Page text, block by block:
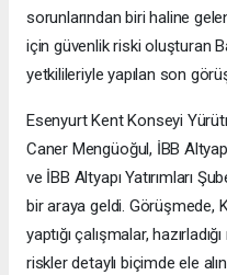
sorunlarından biri haline
için güvenlik riski oluşturan
yetkilileriyle yapılan son
Esenyurt Kent Konseyi
Caner Mengüoğul, İBB
ve İBB Altyapı Yatırımları
bir araya geldi. Görüşmede,
yaptığı çalışmalar,
riskler detaylı biçimde ele